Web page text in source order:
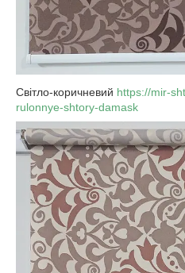
Світло-коричневий https://mir-
rulonnye-shtory-damask